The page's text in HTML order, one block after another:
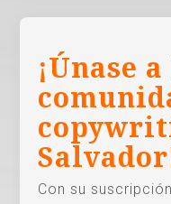
¡Únase
Con su